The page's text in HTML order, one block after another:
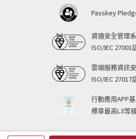
32張速寫，124幅版
作。個人特色強烈，將每每文
絕的想法，都轉化在作品上。
Passkey
資通安全管理
ISO/IEC 27001
雲端服務資訊
ISO/IEC 27017
行動應用APP
標章最高L3等